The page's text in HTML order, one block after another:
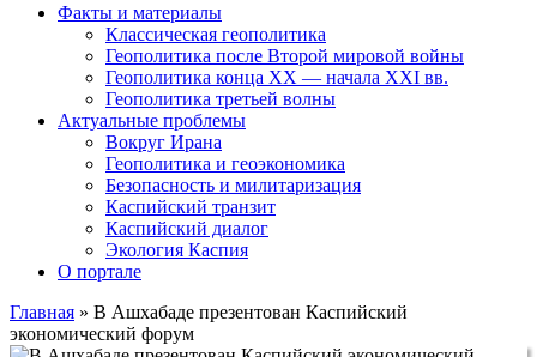
Факты и материалы
Классическая геополитика
Геополитика после Второй мировой войны
Геополитика конца XX — начала XXI вв.
Геополитика третьей волны
Актуальные проблемы
Вокруг Ирана
Геополитика и геоэкономика
Безопасность и милитаризация
Каспийский транзит
Каспийский диалог
Экология Каспия
О портале
Главная » В Ашхабаде презентован Каспийский
экономический форум